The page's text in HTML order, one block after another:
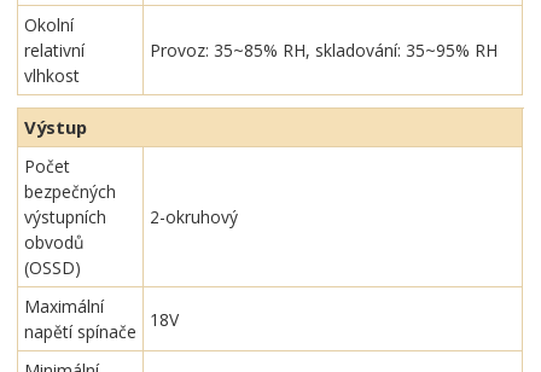
Okolní
relativní
vlhkost
Provoz: 35~85% RH, skladování: 35~95% RH
Výstup
Počet
bezpečných
výstupních
obvodů
(OSSD)
2-okruhový
Maximální
napětí spínače
18V